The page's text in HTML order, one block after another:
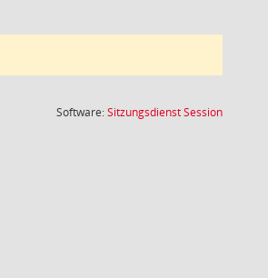
Software:SitzungsdienstSession(Wird in